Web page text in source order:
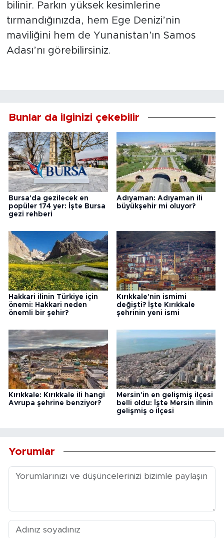
bilinir. Parkın yüksek kesimlerine
tırmandığınızda, hem Ege Denizi’nin
maviliğini hem de Yunanistan’ın Samos
Adası’nı görebilirsiniz.
Bunlar da ilginizi çekebilir
Bursa'da gezilecek en
popüler 174 yer: İşte Bursa
gezi rehberi
Adıyaman: Adıyaman ili
büyükşehir mi oluyor?
Hakkari ilinin Türkiye için
önemi: Hakkari neden
önemli bir şehir?
Kırıkkale'nin ismimi
değişti? İşte Kırıkkale
şehrinin yeni ismi
Kırıkkale: Kırıkkale ili hangi
Avrupa şehrine benziyor?
Mersin'in en gelişmiş ilçesi
belli oldu: İşte Mersin ilinin
gelişmiş o ilçesi
Yorumlar